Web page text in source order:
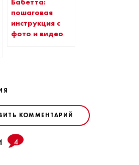
Бабетта:
пошаговая
инструкция с
фото и видео
КОММЕНТАРИЙ
4